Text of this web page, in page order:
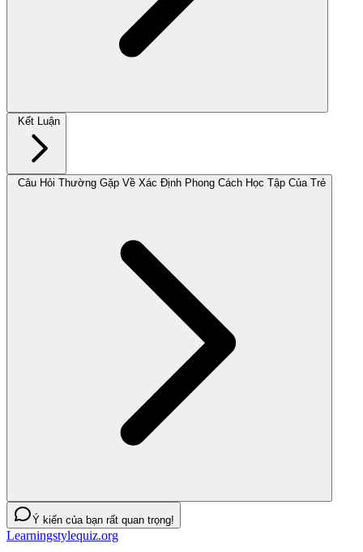
Kết Luận
Câu Hỏi Thường Gặp Về Xác Định Phong Cách Học Tập Của Trẻ
Ý kiến của bạn rất quan trọng!
Learningstylequiz.org